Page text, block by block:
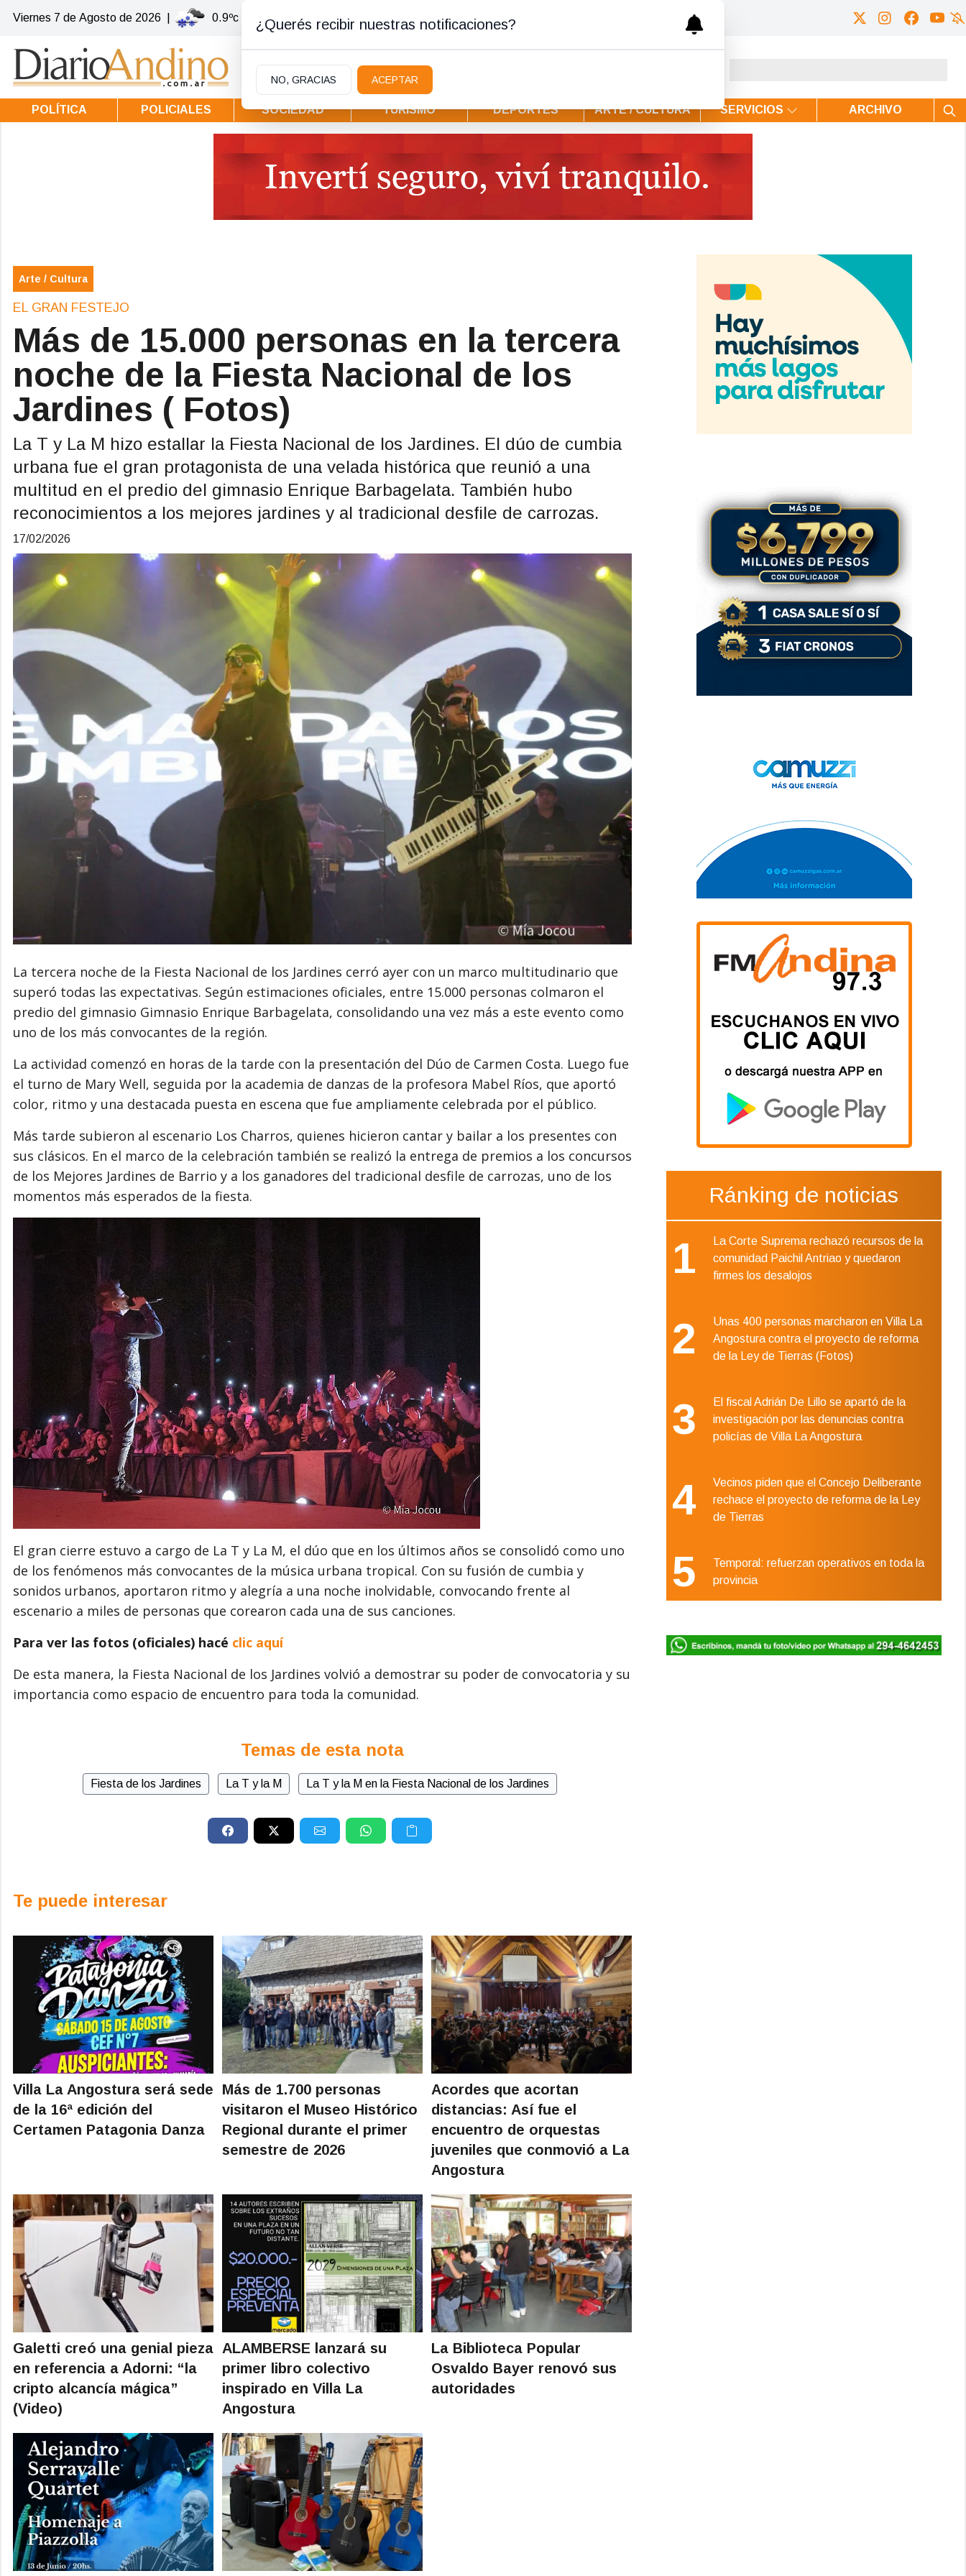
Viernes 7 de Agosto de 2026 0.9ºc | Villa la Angostura
POLÍTICA POLICIALES SOCIEDAD TURISMO DEPORTES ARTE / CULTURA SERVICIOS ARCHIVO
Arte / Cultura
EL GRAN FESTEJO
Más de 15.000 personas en la tercera
noche de la Fiesta Nacional de los
Jardines ( Fotos)
La T y La M hizo estallar la Fiesta Nacional de los Jardines. El dúo de cumbia
urbana fue el gran protagonista de una velada histórica que reunió a una
multitud en el predio del gimnasio Enrique Barbagelata. También hubo
reconocimientos a los mejores jardines y al tradicional desfile de carrozas.
17/02/2026
La tercera noche de la Fiesta Nacional de los Jardines cerró ayer con un marco multitudinario que
superó todas las expectativas. Según estimaciones oficiales, entre 15.000 personas colmaron el
predio del gimnasio Gimnasio Enrique Barbagelata, consolidando una vez más a este evento como
uno de los más convocantes de la región.
La actividad comenzó en horas de la tarde con la presentación del Dúo de Carmen Costa. Luego fue
el turno de Mary Well, seguida por la academia de danzas de la profesora Mabel Ríos, que aportó
color, ritmo y una destacada puesta en escena que fue ampliamente celebrada por el público.
Más tarde subieron al escenario Los Charros, quienes hicieron cantar y bailar a los presentes con
sus clásicos. En el marco de la celebración también se realizó la entrega de premios a los concursos
de los Mejores Jardines de Barrio y a los ganadores del tradicional desfile de carrozas, uno de los
momentos más esperados de la fiesta.
El gran cierre estuvo a cargo de La T y La M, el dúo que en los últimos años se consolidó como uno
de los fenómenos más convocantes de la música urbana tropical. Con su fusión de cumbia y
sonidos urbanos, aportaron ritmo y alegría a una noche inolvidable, convocando frente al
escenario a miles de personas que corearon cada una de sus canciones.
Para ver las fotos (oficiales) hacé clic aquí
De esta manera, la Fiesta Nacional de los Jardines volvió a demostrar su poder de convocatoria y su
importancia como espacio de encuentro para toda la comunidad.
Temas de esta nota
Fiesta de los Jardines La T y la M La T y la M en la Fiesta Nacional de los Jardines
Te puede interesar
Villa La Angostura será sede
de la 16ª edición del
Certamen Patagonia Danza
Más de 1.700 personas
visitaron el Museo Histórico
Regional durante el primer
semestre de 2026
Acordes que acortan
distancias: Así fue el
encuentro de orquestas
juveniles que conmovió a La
Angostura
Galetti creó una genial pieza
en referencia a Adorni: “la
cripto alcancía mágica”
(Video)
ALAMBERSE lanzará su
primer libro colectivo
inspirado en Villa La
Angostura
La Biblioteca Popular
Osvaldo Bayer renovó sus
autoridades
Ránking de noticias
1
La Corte Suprema rechazó recursos de la
comunidad Paichil Antriao y quedaron
firmes los desalojos
2
Unas 400 personas marcharon en Villa La
Angostura contra el proyecto de reforma
de la Ley de Tierras (Fotos)
3
El fiscal Adrián De Lillo se apartó de la
investigación por las denuncias contra
policías de Villa La Angostura
4
Vecinos piden que el Concejo Deliberante
rechace el proyecto de reforma de la Ley
de Tierras
5
Temporal: refuerzan operativos en toda la
provincia
¿Querés recibir nuestras notificaciones?
NO, GRACIAS ACEPTAR